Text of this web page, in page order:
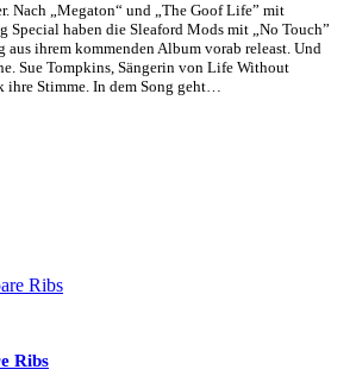
Nach „Megaton“ und „The Goof Life” mit
haben die Sleaford Mods mit „No Touch”
aus ihrem kommenden Album vorab releast. Und
Sue Tompkins, Sängerin von Life Without
Stimme. In dem Song geht…
Ribs